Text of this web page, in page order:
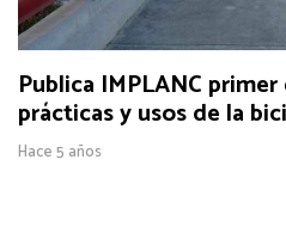
Publica IMPLANC
prácticas y usos de la
Hace 5 años